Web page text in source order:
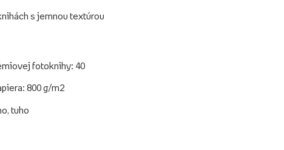
s jemnou textúrou
fotoknihy: 40
800 g/m2
tuho